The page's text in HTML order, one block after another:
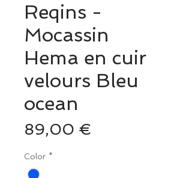
Reqins -
Mocassin
Hema en cuir
velours Bleu
ocean
89,00 €
Color *